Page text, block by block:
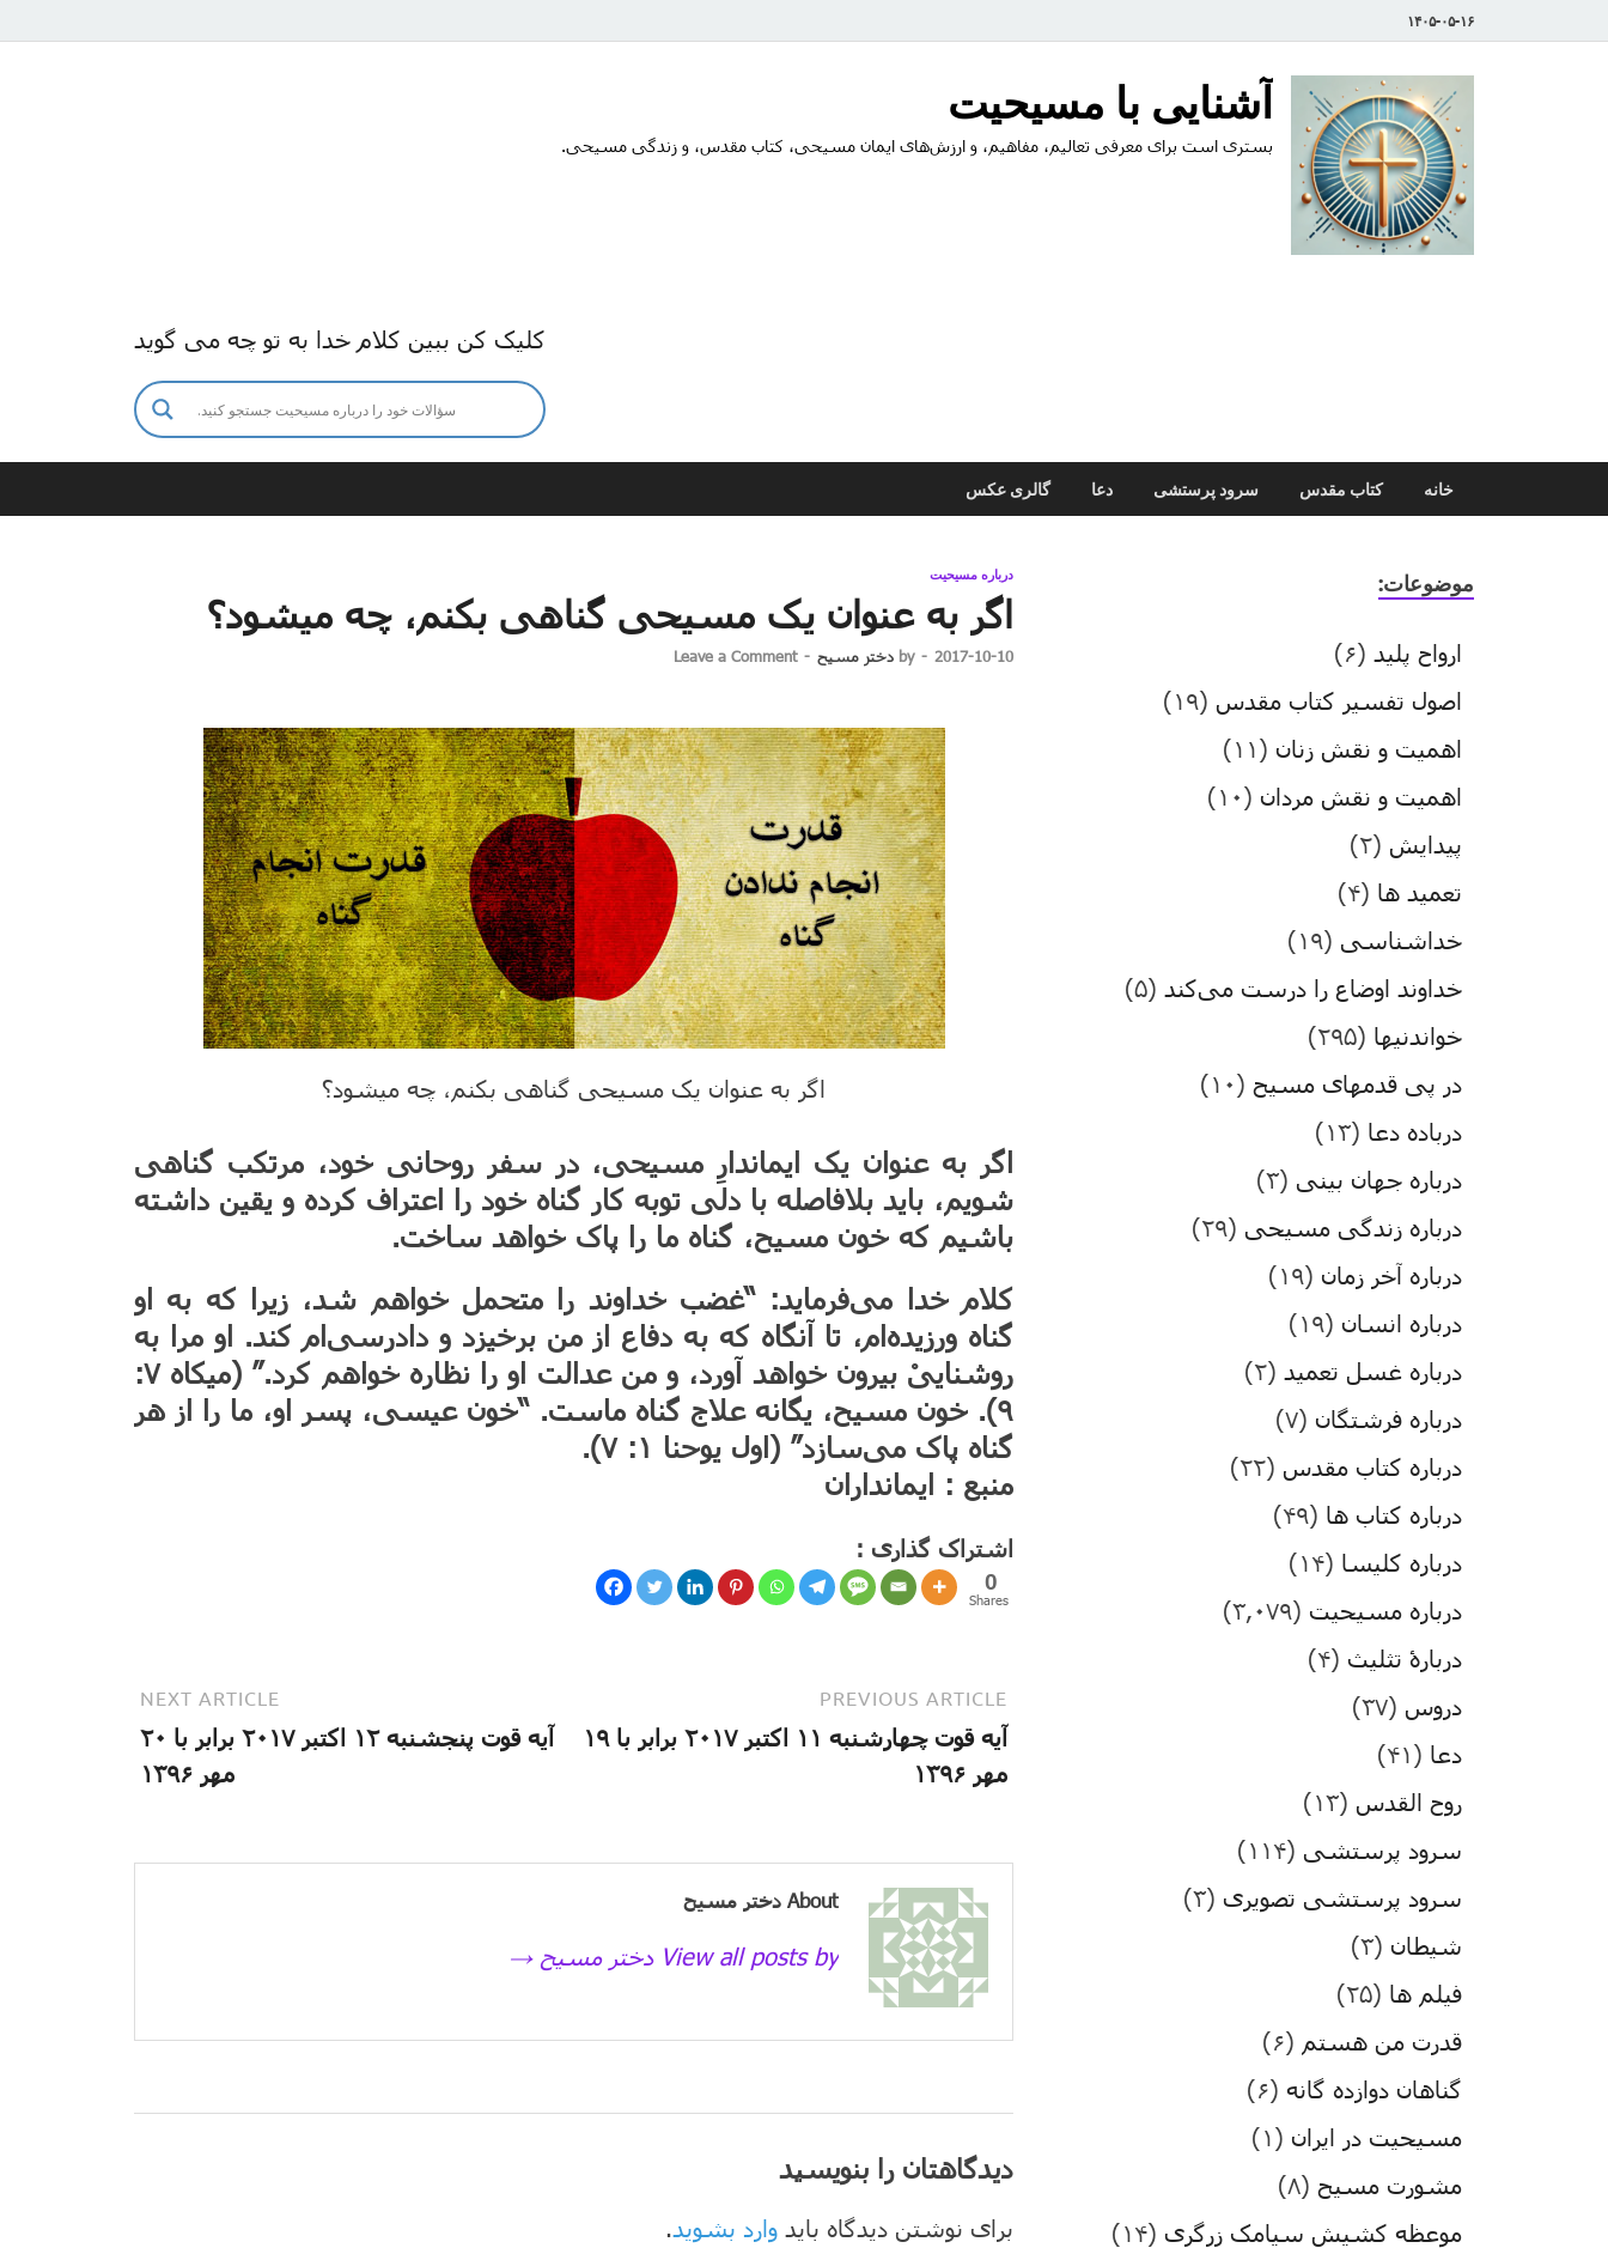
۱۴۰۵-۰۵-۱۶
آشنایی با مسیحیت
بستری است برای معرفی تعالیم، مفاهیم، و ارزش‌های ایمان مسیحی، کتاب مقدس، و زندگی مسیحی.
کلیک کن ببین کلام خدا به تو چه می گوید
خانه کتاب مقدس سرود پرستشی دعا گالری عکس
درباره مسیحیت
اگر به عنوان یک مسیحی گناهی بکنم، چه میشود؟
2017-10-10
-
by دختر مسیح -
Leave a Comment
اگر به عنوان یک مسیحی گناهی بکنم، چه میشود؟
اگر به ‌عنوان یک ایماندارِ مسیحی، در سفر روحانی خود، مرتکب گناهی
شویم، باید بلافاصله با دلی توبه ‌کار گناه خود را اعتراف کرده و یقین داشته
باشیم که خون مسیح، گناه ما را پاک خواهد ساخت.
کلام خدا می‌فرماید: “غضب خداوند را متحمل خواهم شد، زیرا که به او
گناه ورزیده‌ام، تا آنگاه که به دفاع از من برخیزد و دادرسی‌ام کند. او مرا به
روشناییْ بیرون خواهد آورد، و من عدالت او را نظاره خواهم کرد.” (میکاه ۷:
۹). خون مسیح، یگانه علاج گناه ماست. “خون عیسی، پسر او، ما را از هر
گناه پاک می‌سازد” (اول یوحنا ۱: ۷).
منبع : ایمانداران
اشتراک گذاری :
0
Shares
PREVIOUS ARTICLE
آیه قوت چهارشنبه ۱۱ اکتبر ۲۰۱۷ برابر با ۱۹
مهر ۱۳۹۶
NEXT ARTICLE
آیه قوت پنجشنبه ۱۲ اکتبر ۲۰۱۷ برابر با ۲۰
مهر ۱۳۹۶
About دختر مسیح
View all posts by دختر مسیح →
دیدگاهتان را بنویسید
برای نوشتن دیدگاه باید وارد بشوید.
موضوعات:
ارواح پلید (۶)
اصول تفسیر کتاب مقدس (۱۹)
اهمیت و نقش زنان (۱۱)
اهمیت و نقش مردان (۱۰)
پیدایش (۲)
تعمید ها (۴)
خداشناسی (۱۹)
خداوند اوضاع را درست می‌کند (۵)
خواندنیها (۲۹۵)
در پی قدمهای مسیح (۱۰)
درباده دعا (۱۳)
درباره جهان بینی (۳)
درباره زندگی مسیحی (۲۹)
درباره آخر زمان (۱۹)
درباره انسان (۱۹)
درباره غسل تعمید (۲)
درباره فرشتگان (۷)
درباره کتاب مقدس (۲۲)
درباره کتاب ها (۴۹)
درباره کلیسا (۱۴)
درباره مسیحیت (۳,۰۷۹)
دربارۀ تثلیث (۴)
دروس (۳۷)
دعا (۴۱)
روح القدس (۱۳)
سرود پرستشی (۱۱۴)
سرود پرستشی تصویری (۳)
شیطان (۳)
فیلم ها (۲۵)
قدرت من هستم (۶)
گناهان دوازده گانه (۶)
مسیحیت در ایران (۱)
مشورت مسیح (۸)
موعظه کشیش سیامک زرگری (۱۴)